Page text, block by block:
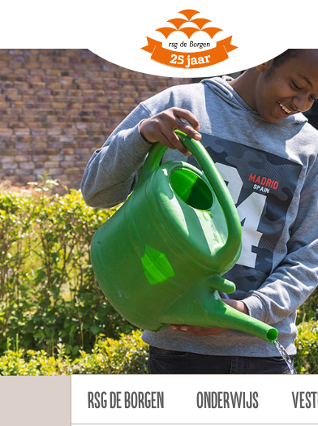
RSG DE BORGEN ONDERWIJS